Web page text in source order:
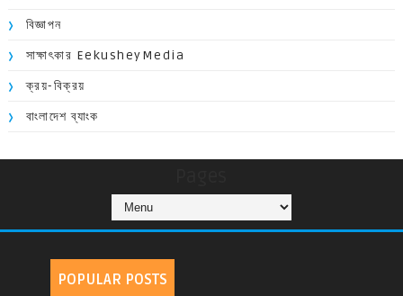
বিজ্ঞাপন
সাক্ষাৎকার EekusheyMedia
ক্রয়-বিক্রয়
বাংলাদেশ ব্যাংক
POPULAR POSTS